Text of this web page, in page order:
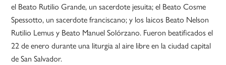
el Beato Rutilio Grande, un sacerdote jesuita; el Beato Cosme
Spessotto, un sacerdote franciscano; y los laicos Beato Nelson
Rutilio Lemus y Beato Manuel Solórzano. Fueron beatificados el
22 de enero durante una liturgia al aire libre en la ciudad capital
de San Salvador.